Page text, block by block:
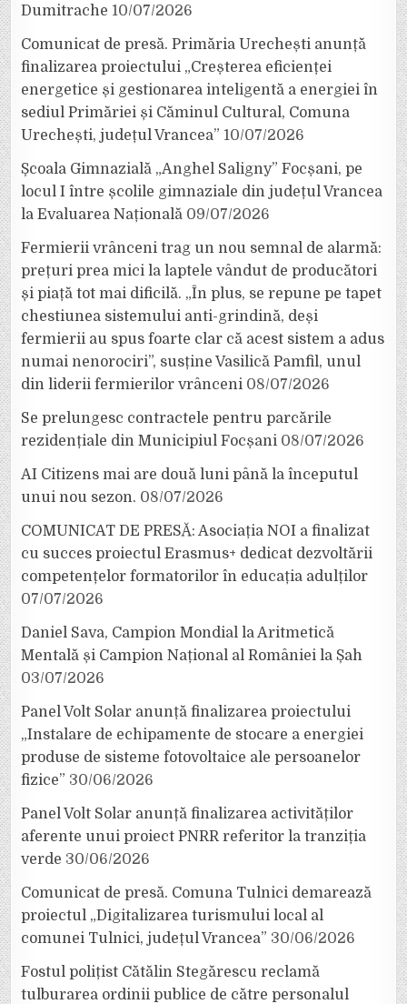
Dumitrache 10/07/2026
Comunicat de presă. Primăria Urechești anunță
finalizarea proiectului „Creșterea eficienței
energetice și gestionarea inteligentă a energiei în
sediul Primăriei și Căminul Cultural, Comuna
Urechești, județul Vrancea” 10/07/2026
Școala Gimnazială „Anghel Saligny” Focșani, pe
locul I între școlile gimnaziale din județul Vrancea
la Evaluarea Națională 09/07/2026
Fermierii vrânceni trag un nou semnal de alarmă:
prețuri prea mici la laptele vândut de producători
și piață tot mai dificilă. „În plus, se repune pe tapet
chestiunea sistemului anti-grindină, deși
fermierii au spus foarte clar că acest sistem a adus
numai nenorociri”, susține Vasilică Pamfil, unul
din liderii fermierilor vrânceni 08/07/2026
Se prelungesc contractele pentru parcările
rezidențiale din Municipiul Focșani 08/07/2026
AI Citizens mai are două luni până la începutul
unui nou sezon. 08/07/2026
COMUNICAT DE PRESĂ: Asociația NOI a finalizat
cu succes proiectul Erasmus+ dedicat dezvoltării
competențelor formatorilor în educația adulților
07/07/2026
Daniel Sava, Campion Mondial la Aritmetică
Mentală și Campion Național al României la Șah
03/07/2026
Panel Volt Solar anunță finalizarea proiectului
„Instalare de echipamente de stocare a energiei
produse de sisteme fotovoltaice ale persoanelor
fizice” 30/06/2026
Panel Volt Solar anunță finalizarea activităților
aferente unui proiect PNRR referitor la tranziția
verde 30/06/2026
Comunicat de presă. Comuna Tulnici demarează
proiectul „Digitalizarea turismului local al
comunei Tulnici, județul Vrancea” 30/06/2026
Fostul polițist Cătălin Stegărescu reclamă
tulburarea ordinii publice de către personalul